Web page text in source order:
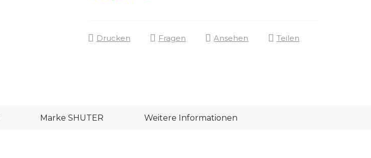
Drucken Fragen Ansehen Teilen
Marke SHUTER Weitere Informationen